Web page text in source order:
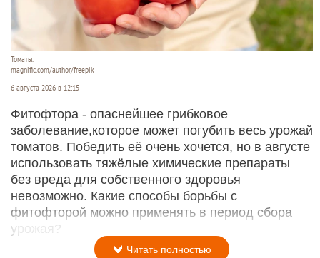
Томаты.
magnific.com/author/freepik
6 августа 2026 в 12:15
Фитофтора - опаснейшее грибковое
заболевание,которое может погубить весь урожай
томатов. Победить её очень хочется, но в августе
использовать тяжёлые химические препараты
без вреда для собственного здоровья
невозможно. Какие способы борьбы с
фитофторой можно применять в период сбора
урожая?
Читать полностью